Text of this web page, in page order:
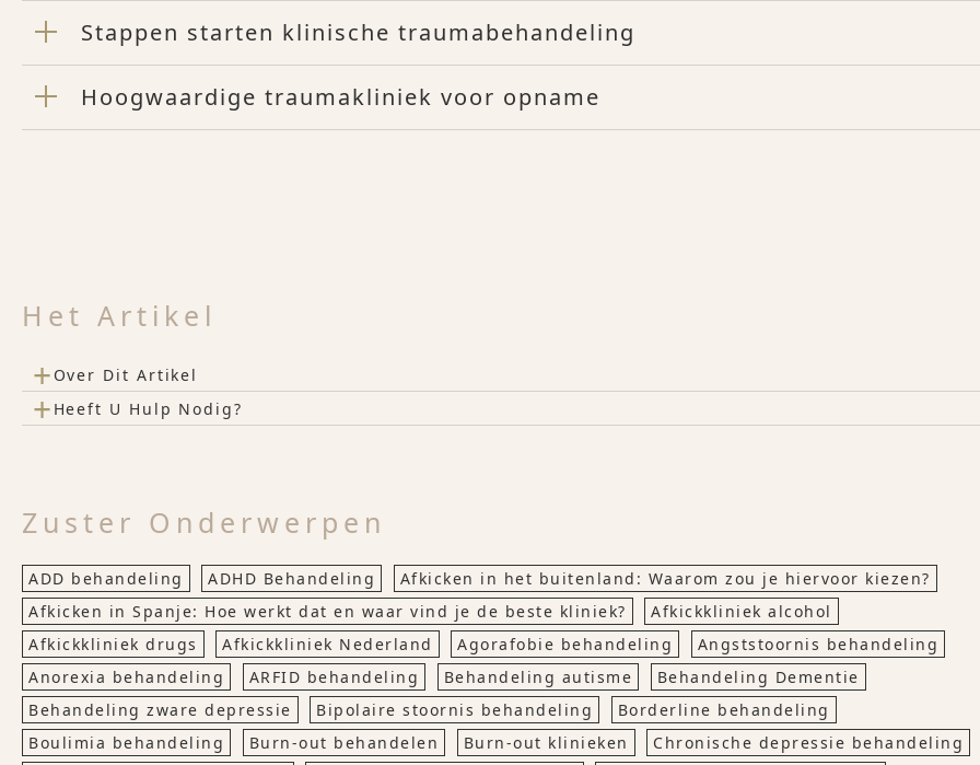
Stappen starten klinische traumabehandeling
Hoogwaardige traumakliniek voor opname
Het Artikel
+ Over Dit Artikel
+ Heeft U Hulp Nodig?
Zuster Onderwerpen
ADD behandeling ADHD Behandeling
Afkicken in het buitenland: Waarom zou je hiervoor kiezen?
Afkicken in Spanje: Hoe werkt dat en waar vind je de beste kliniek?
Afkickkliniek alcohol
Afkickkliniek drugs
Afkickkliniek Nederland Agorafobie behandeling
Angststoornis behandeling
Anorexia behandeling
ARFID behandeling Behandeling autisme
Behandeling Dementie
Behandeling zware depressie
Bipolaire stoornis behandeling
Borderline behandeling
Boulimia behandeling
Burn-out behandelen Burn-out klinieken
Chronische depressie behandeling